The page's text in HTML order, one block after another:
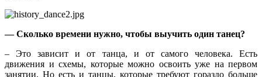
— Сколько времени нужно, чтобы выучить один танец?
– Это зависит и от танца, и от самого человека. Есть
движения и схемы, которые можно освоить уже на первом
занятии. Но есть и танцы, которые требуют гораздо больше